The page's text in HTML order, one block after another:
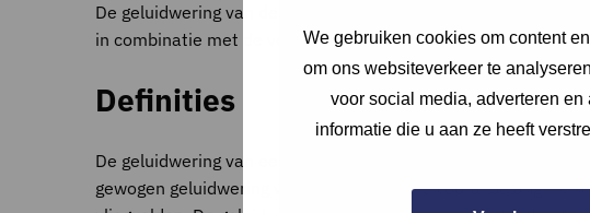
We gebruiken cookies om content
om ons websiteverkeer te
voor social media, adverteren
informatie die u aan ze heeft
De geluidwering van de gevel hangt sterk af van de
in combinatie met de ventilatie-eis. De in de help tekst
Definities
De geluidwering van een gevel verwijst naar het vermogen
gewogen geluidwering van een gevel. Dit is vooral belangrijk